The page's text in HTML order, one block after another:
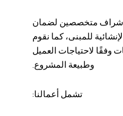
إشراف متخصصين لضمان
للمبنى، كما نقوم
وفقًا لاحتياجات العميل
وطبيعة المشروع.
تشمل أعمالنا: